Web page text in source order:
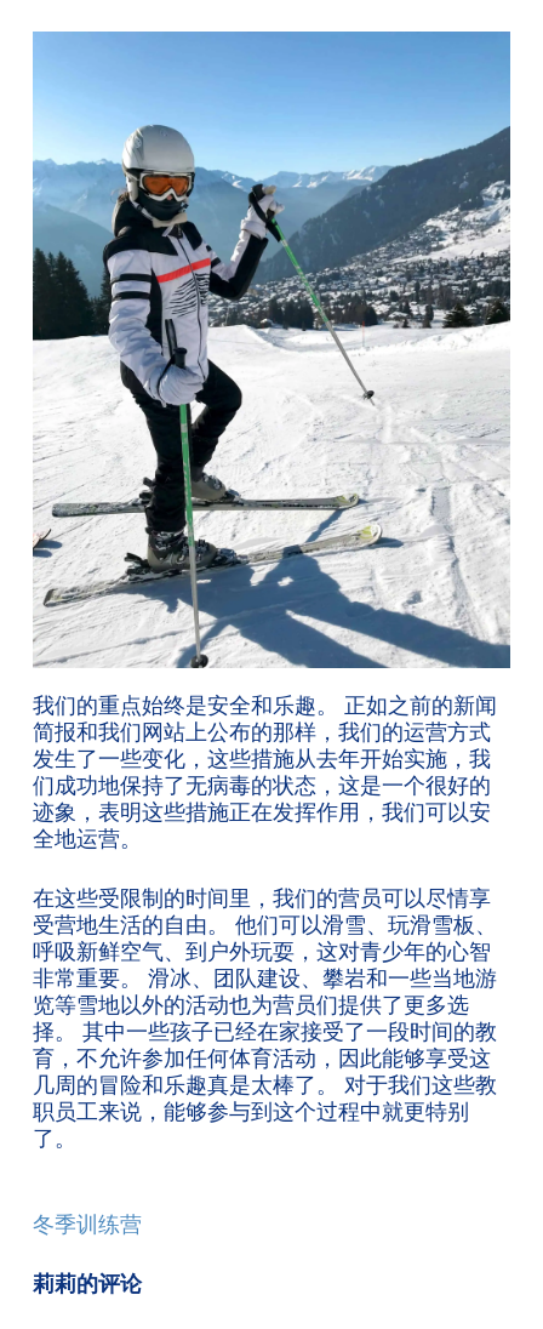
我们的重点始终是安全和乐趣。 正如之前的新闻
简报和我们网站上公布的那样，我们的运营方式
发生了一些变化，这些措施从去年开始实施，我
们成功地保持了无病毒的状态，这是一个很好的
迹象，表明这些措施正在发挥作用，我们可以安
全地运营。
在这些受限制的时间里，我们的营员可以尽情享
受营地生活的自由。 他们可以滑雪、玩滑雪板、
呼吸新鲜空气、到户外玩耍，这对青少年的心智
非常重要。 滑冰、团队建设、攀岩和一些当地游
览等雪地以外的活动也为营员们提供了更多选
择。 其中一些孩子已经在家接受了一段时间的教
育，不允许参加任何体育活动，因此能够享受这
几周的冒险和乐趣真是太棒了。 对于我们这些教
职员工来说，能够参与到这个过程中就更特别
了。
冬季训练营
莉莉的评论